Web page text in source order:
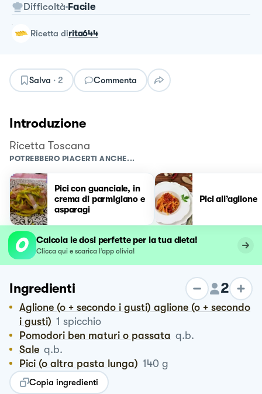
Difficoltà Facile
ricetta dirita644
Salva · 2 Commenta
Introduzione
Ricetta Toscana
POTREBBERO PIACERTI ANCHE...
Pici con guanciale, in
crema di parmigiano e
asparagi
Pici all’aglione
Calcola le dosi perfette per la tua dieta!
Clicca qui e scarica l’app olivia!
Ingredienti 2
Aglione (o + secondo i gusti) aglione (o + secondo
i gusti) 1 spicchio
Pomodori ben maturi o passata q.b.
Sale q.b.
Pici (o altra pasta lunga) 140 g
Copia ingredienti